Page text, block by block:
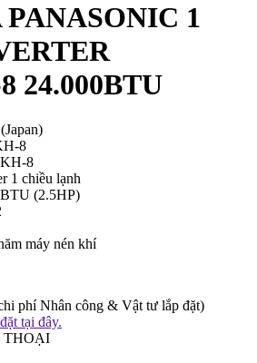
1
24.000BTU
8
KH-8
1 chiều lạnh
BTU (2.5HP)
máy nén khí
phí Nhân công & Vật tư lắp đặt)
tại đây.